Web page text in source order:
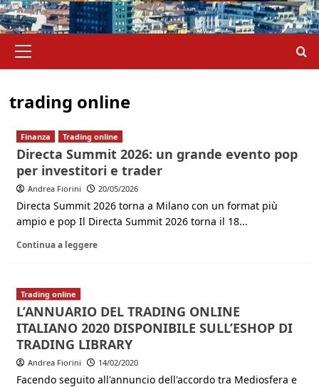
principale
trading online
Finanza Trading online
Directa Summit 2026: un grande evento pop
per investitori e trader
Andrea Fiorini 20/05/2026
Directa Summit 2026 torna a Milano con un format più
ampio e pop Il Directa Summit 2026 torna il 18...
Continua a leggere
Trading online
L’ANNUARIO DEL TRADING ONLINE
ITALIANO 2020 DISPONIBILE SULL’ESHOP DI
TRADING LIBRARY
Andrea Fiorini 14/02/2020
Facendo seguito all'annuncio dell'accordo tra Mediosfera e